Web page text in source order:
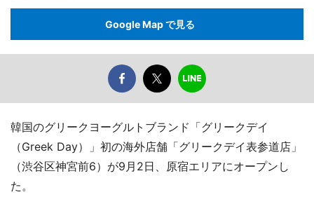
Google Map で見る
韓国のグリークヨーグルトブランド「グリークデイ
（Greek Day）」初の海外店舗「グリークデイ表参道店」
（渋谷区神宮前6）が9月2日、原宿エリアにオープンし
た。